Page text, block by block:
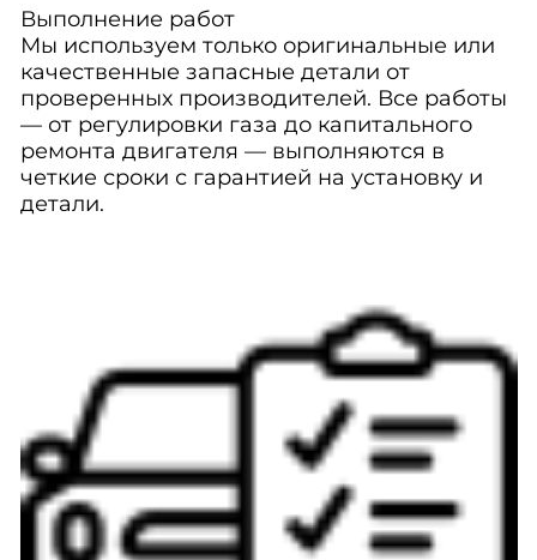
Выполнение работ
Мы используем только оригинальные или
качественные запасные детали от
проверенных производителей. Все работы
— от регулировки газа до капитального
ремонта двигателя — выполняются в
четкие сроки с гарантией на установку и
детали.